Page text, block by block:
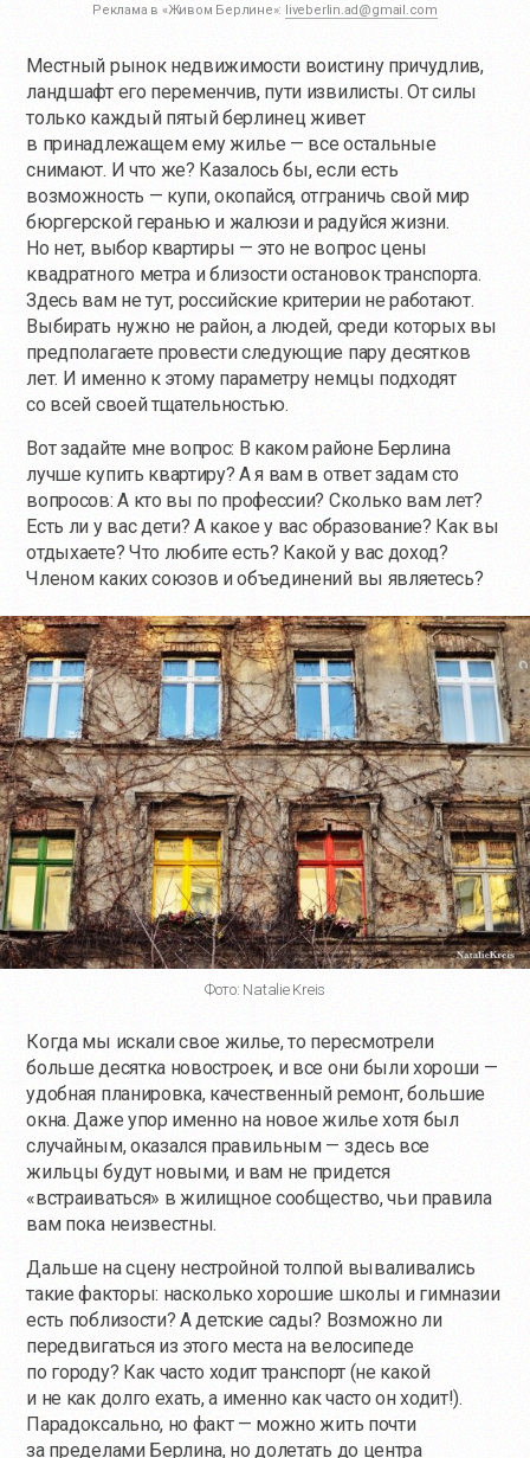
Реклама в «Живом Берлине»: liveberlin.ad@gmail.com
Местный рынок недвижимости воистину причудлив,
ландшафт его переменчив, пути извилисты. От силы
только каждый пятый берлинец живет
в принадлежащем ему жилье — все остальные
снимают. И что же? Казалось бы, если есть
возможность — купи, окопайся, отграничь свой мир
бюргерской геранью и жалюзи и радуйся жизни.
Но нет, выбор квартиры — это не вопрос цены
квадратного метра и близости остановок транспорта.
Здесь вам не тут, российские критерии не работают.
Выбирать нужно не район, а людей, среди которых вы
предполагаете провести следующие пару десятков
лет. И именно к этому параметру немцы подходят
со всей своей тщательностью.
Вот задайте мне вопрос: В каком районе Берлина
лучше купить квартиру? А я вам в ответ задам сто
вопросов: А кто вы по профессии? Сколько вам лет?
Есть ли у вас дети? А какое у вас образование? Как вы
отдыхаете? Что любите есть? Какой у вас доход?
Членом каких союзов и объединений вы являетесь?
Фото: Natalie Kreis
Когда мы искали свое жилье, то пересмотрели
больше десятка новостроек, и все они были хороши —
удобная планировка, качественный ремонт, большие
окна. Даже упор именно на новое жилье хотя был
случайным, оказался правильным — здесь все
жильцы будут новыми, и вам не придется
«встраиваться» в жилищное сообщество, чьи правила
вам пока неизвестны.
Дальше на сцену нестройной толпой вываливались
такие факторы: насколько хорошие школы и гимназии
есть поблизости? А детские сады? Возможно ли
передвигаться из этого места на велосипеде
по городу? Как часто ходит транспорт (не какой
и не как долго ехать, а именно как часто он ходит!).
Парадоксально, но факт — можно жить почти
за пределами Берлина, но долетать до центра